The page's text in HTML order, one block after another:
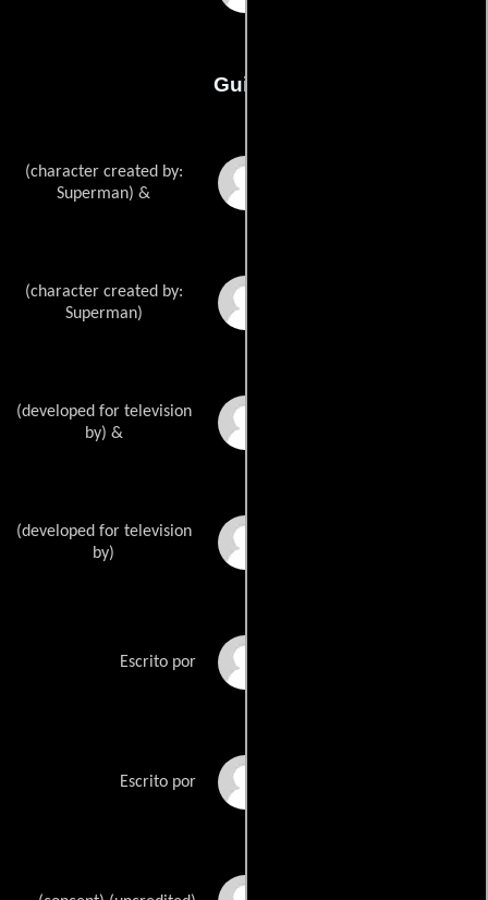
Guión
(character created by:
Superman) &
(character created by:
Superman)
(developed for television
by) &
(developed for television
by)
Escrito por
Escrito por